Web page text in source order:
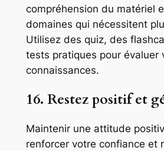
compréhension du matériel
domaines qui nécessitent
Utilisez des quiz, des
tests pratiques pour évaluer
connaissances.
16. Restez positif et
Maintenir une attitude
renforcer votre confiance et